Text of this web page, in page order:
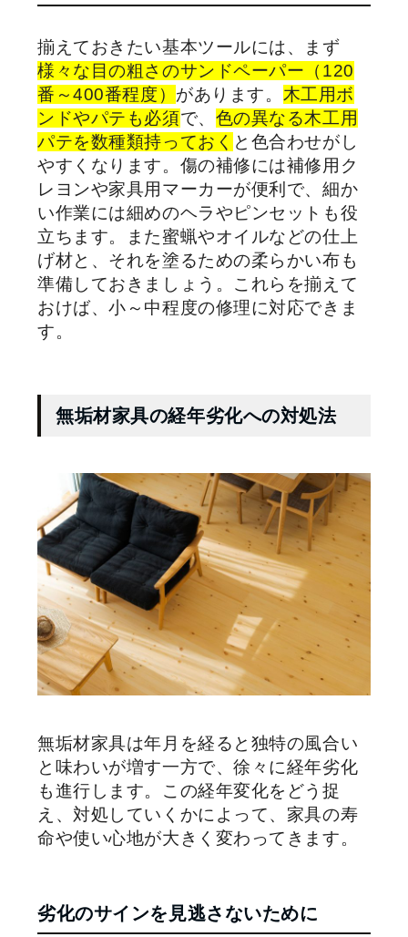
揃えておきたい基本ツールには、まず
様々な目の粗さのサンドペーパー（ 120
番～400番程度） があります。 木工用ボ
ンドやパテも必須で、 色の異なる木工用
パテを数種類持っておく と色合わせがし
やすくなります。傷の補修には補修用ク
レヨンや家具用マーカーが便利で、細か
い作業には細めのヘラやピンセットも役
立ちます。また蜜蝋やオイルなどの仕上
げ材と、それを塗るための柔らかい布も
準備しておきましょう。これらを揃えて
おけば、小～中程度の修理に対応できま
す。
無垢材家具の経年劣化への対処法
無垢材家具は年月を経ると独特の風合い
と味わいが増す一方で、徐々に経年劣化
も進行します。この経年変化をどう捉
え、対処していくかによって、家具の寿
命や使い心地が大きく変わってきます。
劣化のサインを見逃さないために